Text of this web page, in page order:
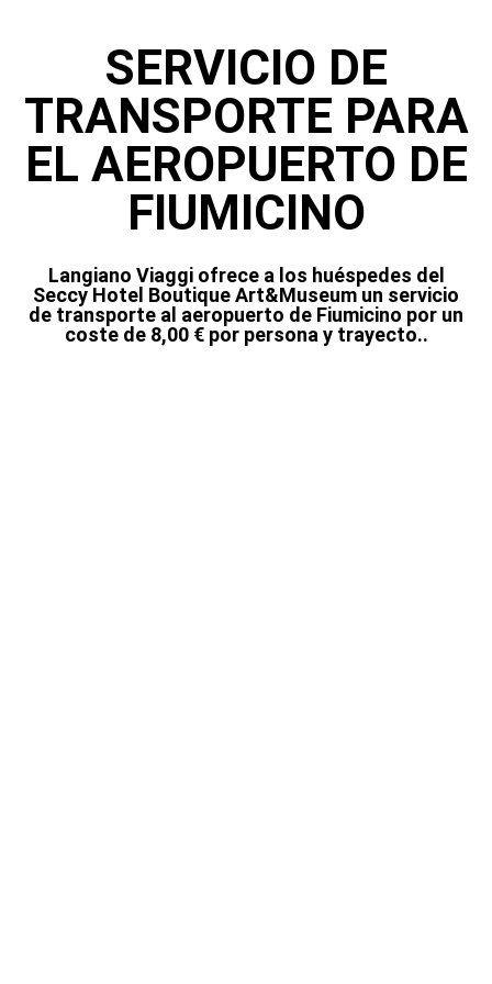
SERVICIO DE
TRANSPORTE PARA
EL AEROPUERTO DE
FIUMICINO
Langiano Viaggi ofrece a los huéspedes del
Seccy Hotel Boutique Art&Museum un servicio
de transporte al aeropuerto de Fiumicino por un
coste de 8,00 € por persona y trayecto..